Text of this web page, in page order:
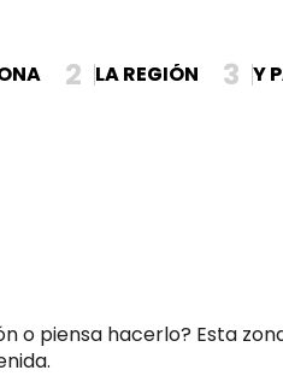
2 LA REGIÓN 3 Y
o piensa hacerlo? Esta